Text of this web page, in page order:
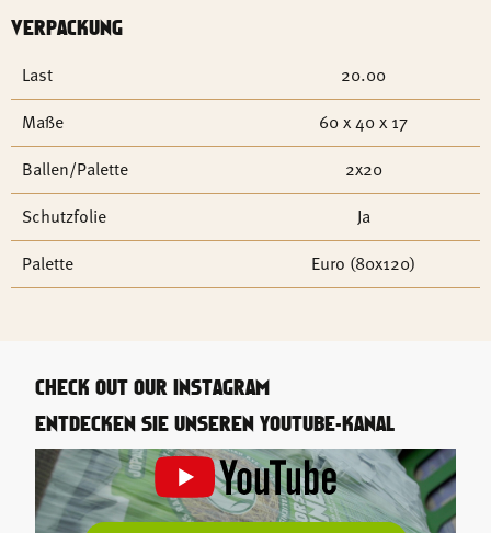
VERPACKUNG
Last
20.00
Maße
60 x 40 x 17
Ballen/Palette
2x20
Schutzfolie
Ja
Palette
Euro (80x120)
CHECK OUT OUR INSTAGRAM
ENTDECKEN SIE UNSEREN YOUTUBE-KANAL